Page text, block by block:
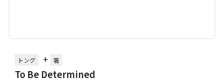
トング + 箸
To Be Determined